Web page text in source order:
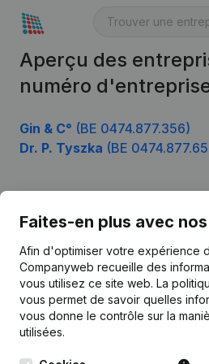
Aperçu des
numéro
Gin & C° (BE 0474.877.356)
Dr. P. Tyszka (BE
Faites-en plus avec
Afin d'optimiser votre expérience
Companyweb recueille des
vous utilisez ce site web. La
vous permet de savoir quelles
vous donne le contrôle sur la
utilisées.
Français
Kantorenpark Everest
248D,